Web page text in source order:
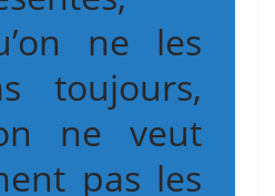
ne les
toujours,
ne veut
pas les